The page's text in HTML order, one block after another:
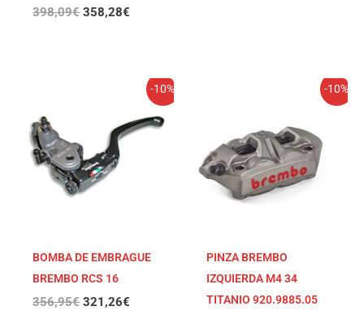
398,09€ 358,28€
-10%
BOMBA DE EMBRAGUE
BREMBO RCS 16
356,95€
356,95€.
321,26€
precio
actual
es:
-10%
PINZA BREMBO
IZQUIERDA M4 34
TITANIO 920.9885.05
era:
318,23€.
precio
es:
286,41€.